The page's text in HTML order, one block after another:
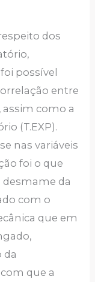
dos
possível
entre
assim como a
(T.EXP).
nas variáveis
foi o que
da
com o
que em
da
que a